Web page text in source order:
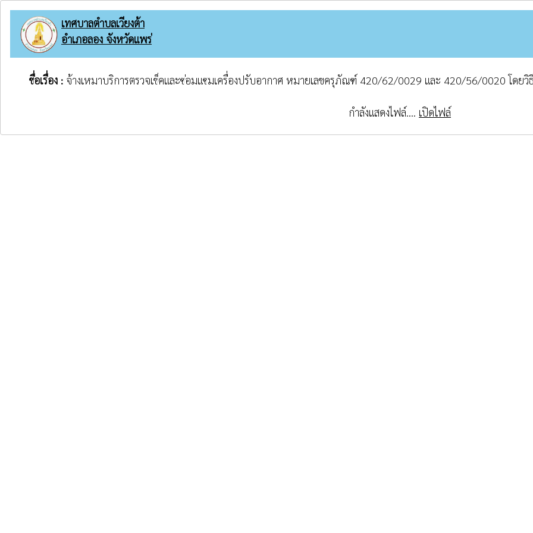
เทศบาลตำบลเวียงต้า
อำเภอลอง จังหวัดแพร่
ชื่อเรื่อง : จ้างเหมาบริการตรวจเช็คและซ่อมแซมเครื่องปรับอากาศ หมายเลขครุภัณฑ์ 420/62/0029 และ 420/56/0020 โดยวิธี
กำลังแสดงไฟล์.... เปิดไฟล์